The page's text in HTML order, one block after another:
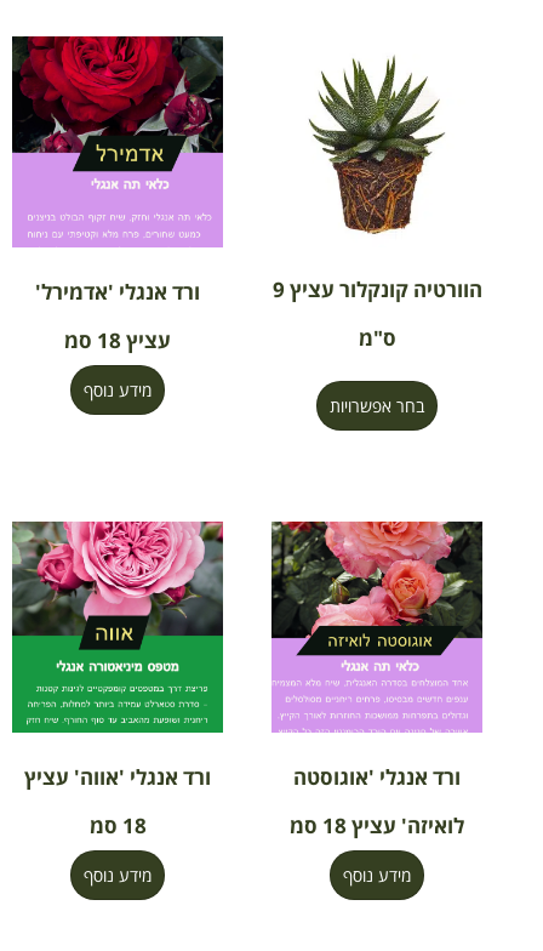
הוורטיה קונקלור עציץ 9
ס"מ
בחר אפשרויות
ורד אנגלי 'אדמירל'
עציץ 18 סמ
מידע נוסף
ורד אנגלי 'אוגוסטה
לואיזה' עציץ 18 סמ
מידע נוסף
ורד אנגלי 'אווה' עציץ
18 סמ
מידע נוסף